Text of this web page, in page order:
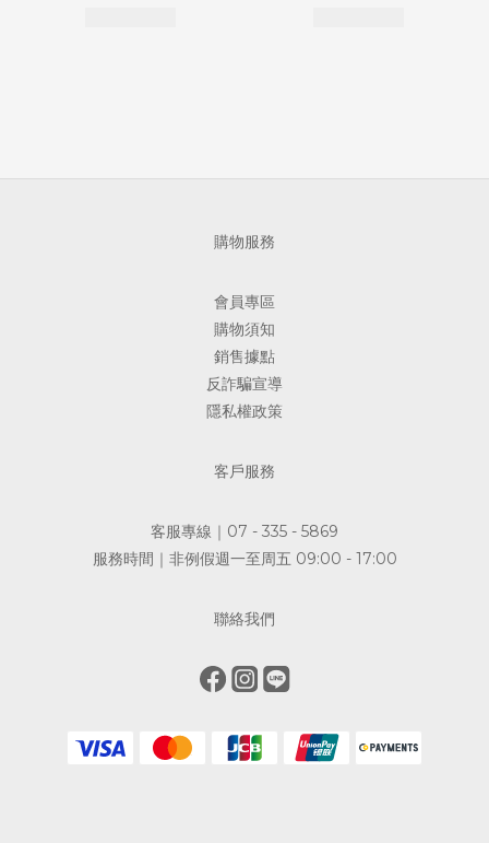
購物服務
會員專區
購物須知
銷售據點
反詐騙宣導
隱私權政策
客戶服務
客服專線｜07 - 335 - 5869
服務時間｜非例假週一至周五 09:00 - 17:00
聯絡我們